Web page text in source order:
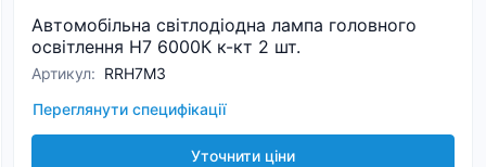
Автомобільна світлодіодна лампа головного
освітлення H7 6000К к-кт 2 шт.
Артикул: RRH7M3
Переглянути специфікації
Уточнити ціни